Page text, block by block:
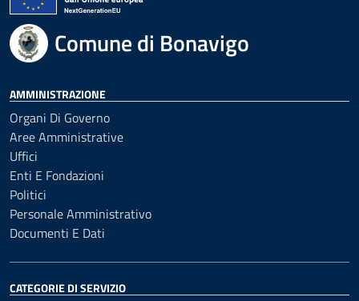
Comune di Bonavigo
AMMINISTRAZIONE
Organi Di Governo
Aree Amministrative
Uffici
Enti E Fondazioni
Politici
Personale Amministrativo
Documenti E Dati
CATEGORIE DI SERVIZIO